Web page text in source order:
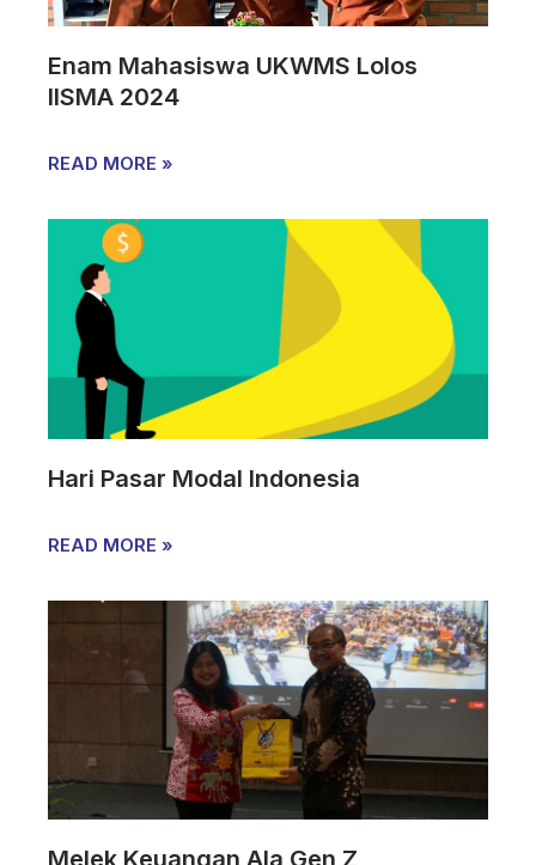
Enam Mahasiswa UKWMS Lolos
IISMA 2024
READ MORE »
Hari Pasar Modal Indonesia
READ MORE »